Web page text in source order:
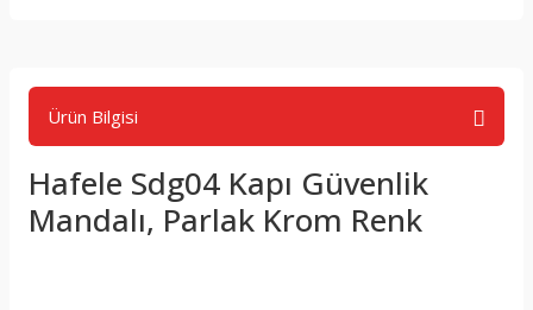
Ürün Bilgisi
Hafele Sdg04 Kapı Güvenlik
Mandalı, Parlak Krom Renk